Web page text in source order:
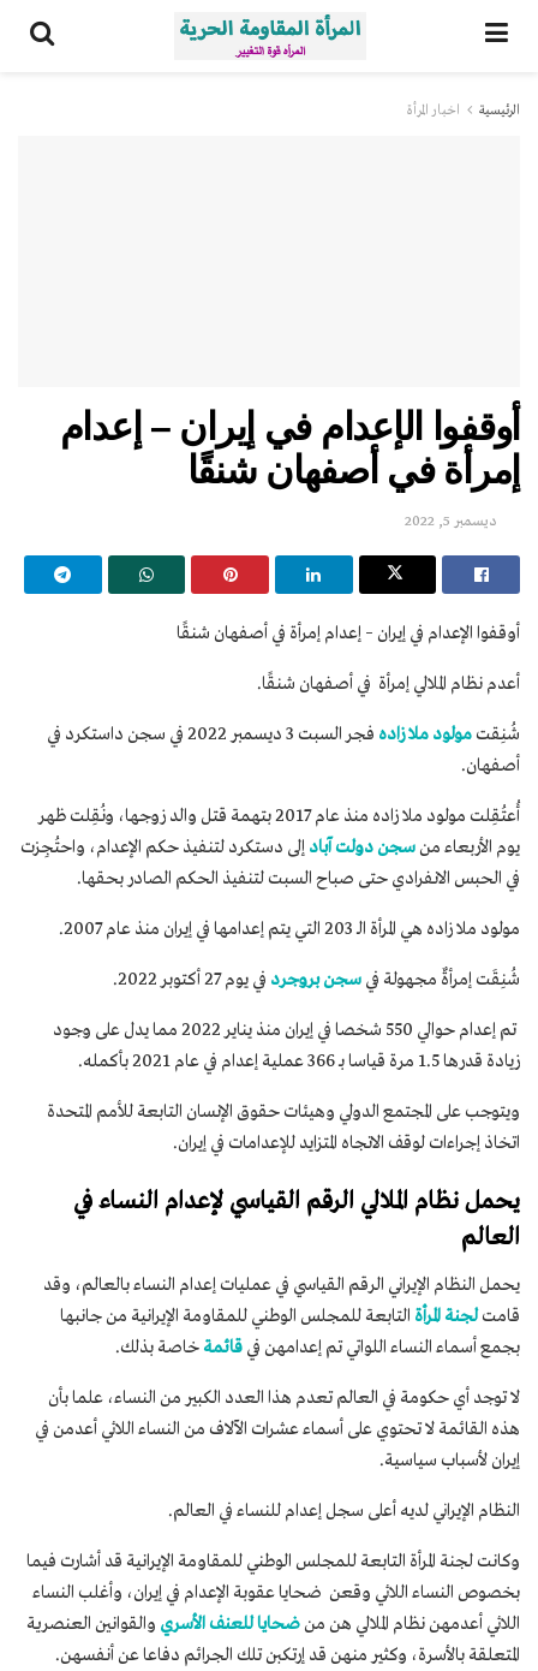
الرئيسية اخبار المرأة
أوقفوا الإعدام في إيران – إعدام
إمرأة في أصفهان شنقًا
ديسمبر 5, 2022
أوقفوا الإعدام في إيران – إعدام إمرأة في أصفهان شنقًا
أعدم نظام الملالي إمرأة في أصفهان شنقًا.
شُنِقت مولود ملا زاده
فجر السبت 3 ديسمبر 2022 في سجن داستكرد في
أصفهان.
أُعتُقِلت مولود ملا زاده منذ عام 2017 بتهمة قتل والد زوجها، ونُقِلت ظهر
يوم الأربعاء من سجن دولت آباد إلى دستكرد لتنفيذ حكم الإعدام، واحتُجِزت
في الحبس الانفرادي حتى صباح السبت لتنفيذ الحكم الصادر بحقها.
مولود ملا زاده هي المرأة الـ 203 التي يتم إعدامها في إيران منذ عام 2007.
شُنِقَت إمرأةٌ مجهولة في سجن بروجرد في يوم 27 أكتوبر 2022.
تم إعدام حوالي 550 شخصا في إيران منذ يناير 2022 مما يدل على وجود
زيادة قدرها 1.5 مرة قياسا بـ 366 عملية إعدام في عام 2021 بأكمله.
ويتوجب على المجتمع الدولي وهيئات حقوق الإنسان التابعة للأمم المتحدة
اتخاذ إجراءات لوقف الاتجاه المتزايد للإعدامات في إيران.
يحمل نظام الملالي الرقم القياسي لإعدام النساء في
العالم
يحمل النظام الإيراني الرقم القياسي في عمليات إعدام النساء بالعالم، وقد
قامتلجنة المرأة التابعة للمجلس الوطني للمقاومة الإيرانية من جانبها
بجمع أسماء النساء اللواتي تم إعدامهن في قائمة خاصة بذلك.
لا توجد أي حكومة في العالم تعدم هذا العدد الكبير من النساء، علما بأن
هذه القائمة لا تحتوي على أسماء عشرات الآلاف من النساء اللائي أعدمن في
إيران لأسباب سياسية.
النظام الإيراني لديه أعلى سجل إعدام للنساء في العالم.
وكانت لجنة المرأة التابعة للمجلس الوطني للمقاومة الإيرانية قد أشارت فيما
بخصوص النساء اللائي وقعن ضحايا عقوبة الإعدام في إيران، وأغلب النساء
اللائي أعدمهن نظام الملالي هن من ضحايا للعنف الأسري والقوانين العنصرية
المتعلقة بالأسرة، وكثير منهن قد إرتكبن تلك الجرائم دفاعا عن أنفسهن.